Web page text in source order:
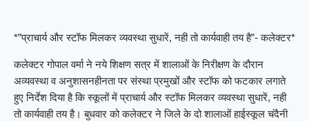
*”प्राचार्य और स्टॉफ मिलकर व्यवस्था सुधारें, नही तो कार्यवाही तय है”- कलेक्टर*
कलेक्टर गोपाल वर्मा ने नये शिक्षण सत्र में शालाओं के निरीक्षण के दौरान
अव्यवस्था व अनुशासनहीनता पर संस्था प्रमुखों और स्टॉफ को फटकार लगाते
हुए निर्देश दिया है कि स्कूलों में प्राचार्य और स्टॉफ मिलकर व्यवस्था सुधारें, नही
तो कार्यवाही तय है। बुधवार को कलेक्टर ने जिले के दो शालाओं हाईस्कूल चंदैनी